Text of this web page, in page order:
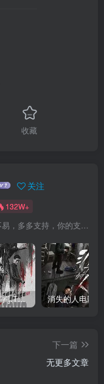
收藏
关注
132W+
迅雷电影天堂创始人,网站不易，多多支持，你的支持，是我前进的动力！
火遮眼[国语中字].The.Furious.2026.1080p+2160p高清下载
下一篇
无更多文章